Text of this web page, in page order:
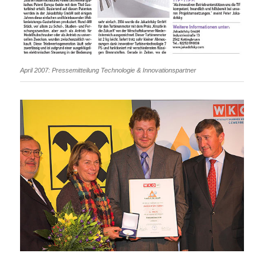
April 2007: Pressemitteilung Technologie & Innovationspartner